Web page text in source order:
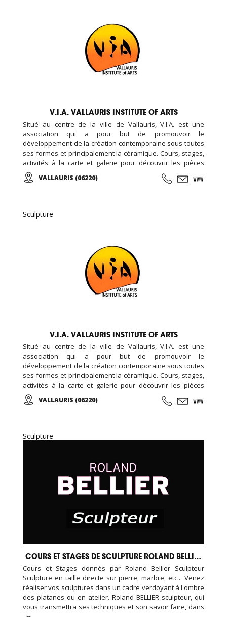
V.I.A. VALLAURIS INSTITUTE OF ARTS
Situé au centre de la ville de Vallauris, V.I.A. est une
association qui a pour but de promouvoir le
développement de la création contemporaine sous toutes
ses formes et principalement la céramique. Cours, stages,
activités à la carte et galerie pour découvrir les pièces
d’élèves et d’artistes internationaux...
VALLAURIS (06220)
Sculpture
V.I.A. VALLAURIS INSTITUTE OF ARTS
Situé au centre de la ville de Vallauris, V.I.A. est une
association qui a pour but de promouvoir le
développement de la création contemporaine sous toutes
ses formes et principalement la céramique. Cours, stages,
activités à la carte et galerie pour découvrir les pièces
d’élèves et d’artistes internationaux...
VALLAURIS (06220)
Sculpture
COURS ET STAGES DE SCULPTURE ROLAND BELLIER
Cours et Stages donnés par Roland Bellier Sculpteur
Sculpture en taille directe sur pierre, marbre, etc... Venez
réaliser vos sculptures dans un cadre verdoyant à l'ombre
des platanes ou en atelier. Roland BELLIER sculpteur, qui
vous transmettra ses techniques et son savoir faire, dans